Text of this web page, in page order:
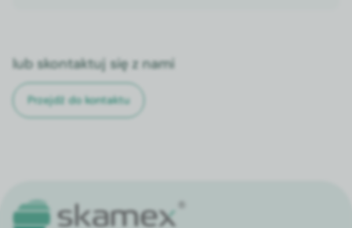
lub skontaktuj się z nami
Przejdź do kontaktu